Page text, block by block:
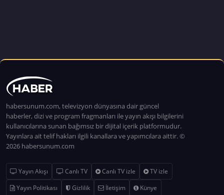
habersunum.com, televizyon dünyasına dair güncel
haberler, dizi ve program fragmanları ile yayın akışı bilgilerini
kullanıcılarına sunan bağımsız bir dijital içerik platformudur.
Yayınlara ait telif hakları ilgili kanallara ve yapımcılara aittir. ©
2026 habersunum.com
Yayın Akışı Canlı TV Canlı TV izle
TV izle
Yayın Politikası
Gizlilik İletişim Künye